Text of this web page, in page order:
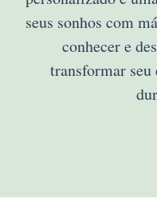
seus sonhos com
conhecer e
transformar seu